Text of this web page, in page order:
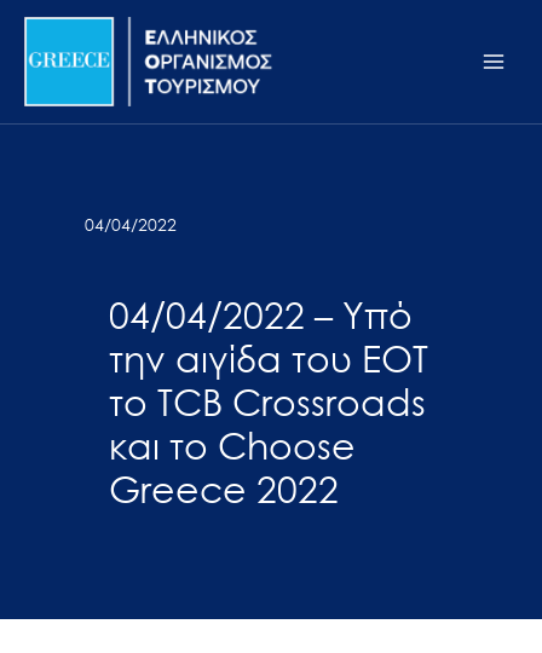
Σημείωση:
ιστότοπος
προσβασιμότητας.
Μετάβαση
περιεχόμενο
04/04/2022
04/04/2022 – Υπό
την αιγίδα του ΕΟΤ
το TCB Crossroads
και το Choose
Greece 2022